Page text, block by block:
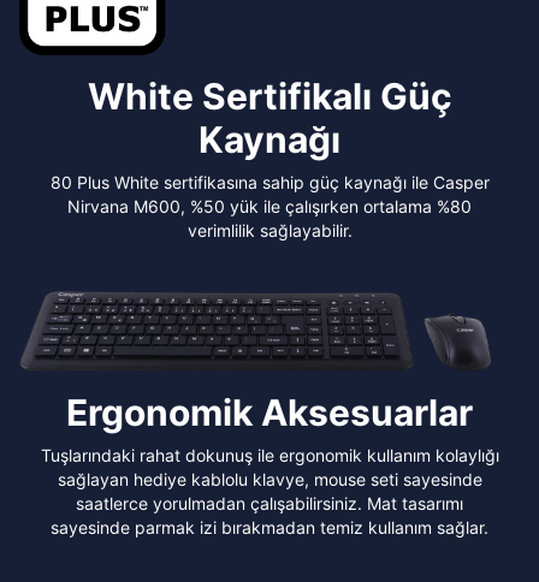
White Sertifikalı Güç
Kaynağı
80 Plus White sertifikasına sahip güç kaynağı ile Casper
Nirvana M600, %50 yük ile çalışırken ortalama %80
verimlilik sağlayabilir.
Ergonomik Aksesuarlar
Tuşlarındaki rahat dokunuş ile ergonomik kullanım kolaylığı
sağlayan hediye kablolu klavye, mouse seti sayesinde
saatlerce yorulmadan çalışabilirsiniz. Mat tasarımı
sayesinde parmak izi bırakmadan temiz kullanım sağlar.